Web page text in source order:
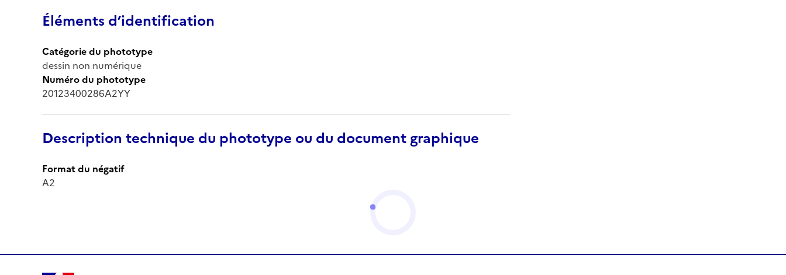
Éléments d’identification
Catégorie du phototype
dessin non numérique
Numéro du phototype
20123400286A2YY
Description technique du phototype ou du document graphique
Format du négatif
A2